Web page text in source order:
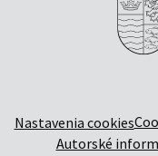
Nastavenia cookies
Autorské